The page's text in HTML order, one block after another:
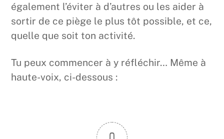
également l’éviter à d’autres ou les aider à
sortir de ce piège le plus tôt possible, et ce,
quelle que soit ton activité.
Tu peux commencer à y réfléchir… Même à
haute-voix, ci-dessous :